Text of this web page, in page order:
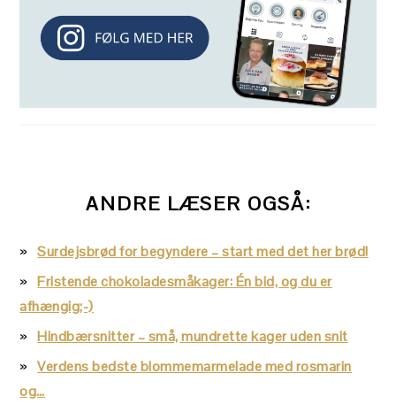
ANDRE LÆSER OGSÅ:
Surdejsbrød for begyndere – start med det her brød!
Fristende chokoladesmåkager: Én bid, og du er
afhængig;-)
Hindbærsnitter – små, mundrette kager uden snit
Verdens bedste blommemarmelade med rosmarin
og…